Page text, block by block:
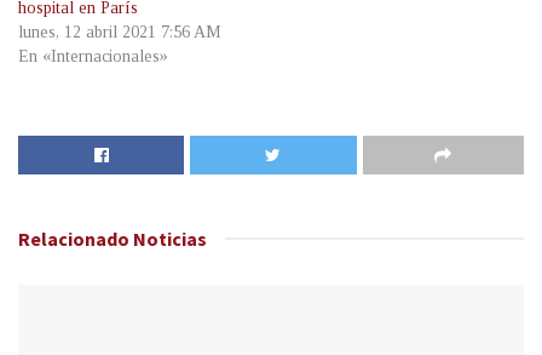
hospital en París
lunes, 12 abril 2021 7:56 AM
En «Internacionales»
Relacionado Noticias